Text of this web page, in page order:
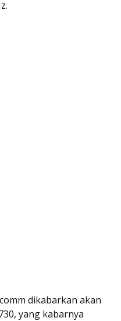
dikabarkan akan
yang kabarnya